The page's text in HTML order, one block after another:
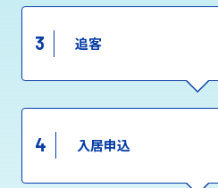
3 追客
4 入居申込